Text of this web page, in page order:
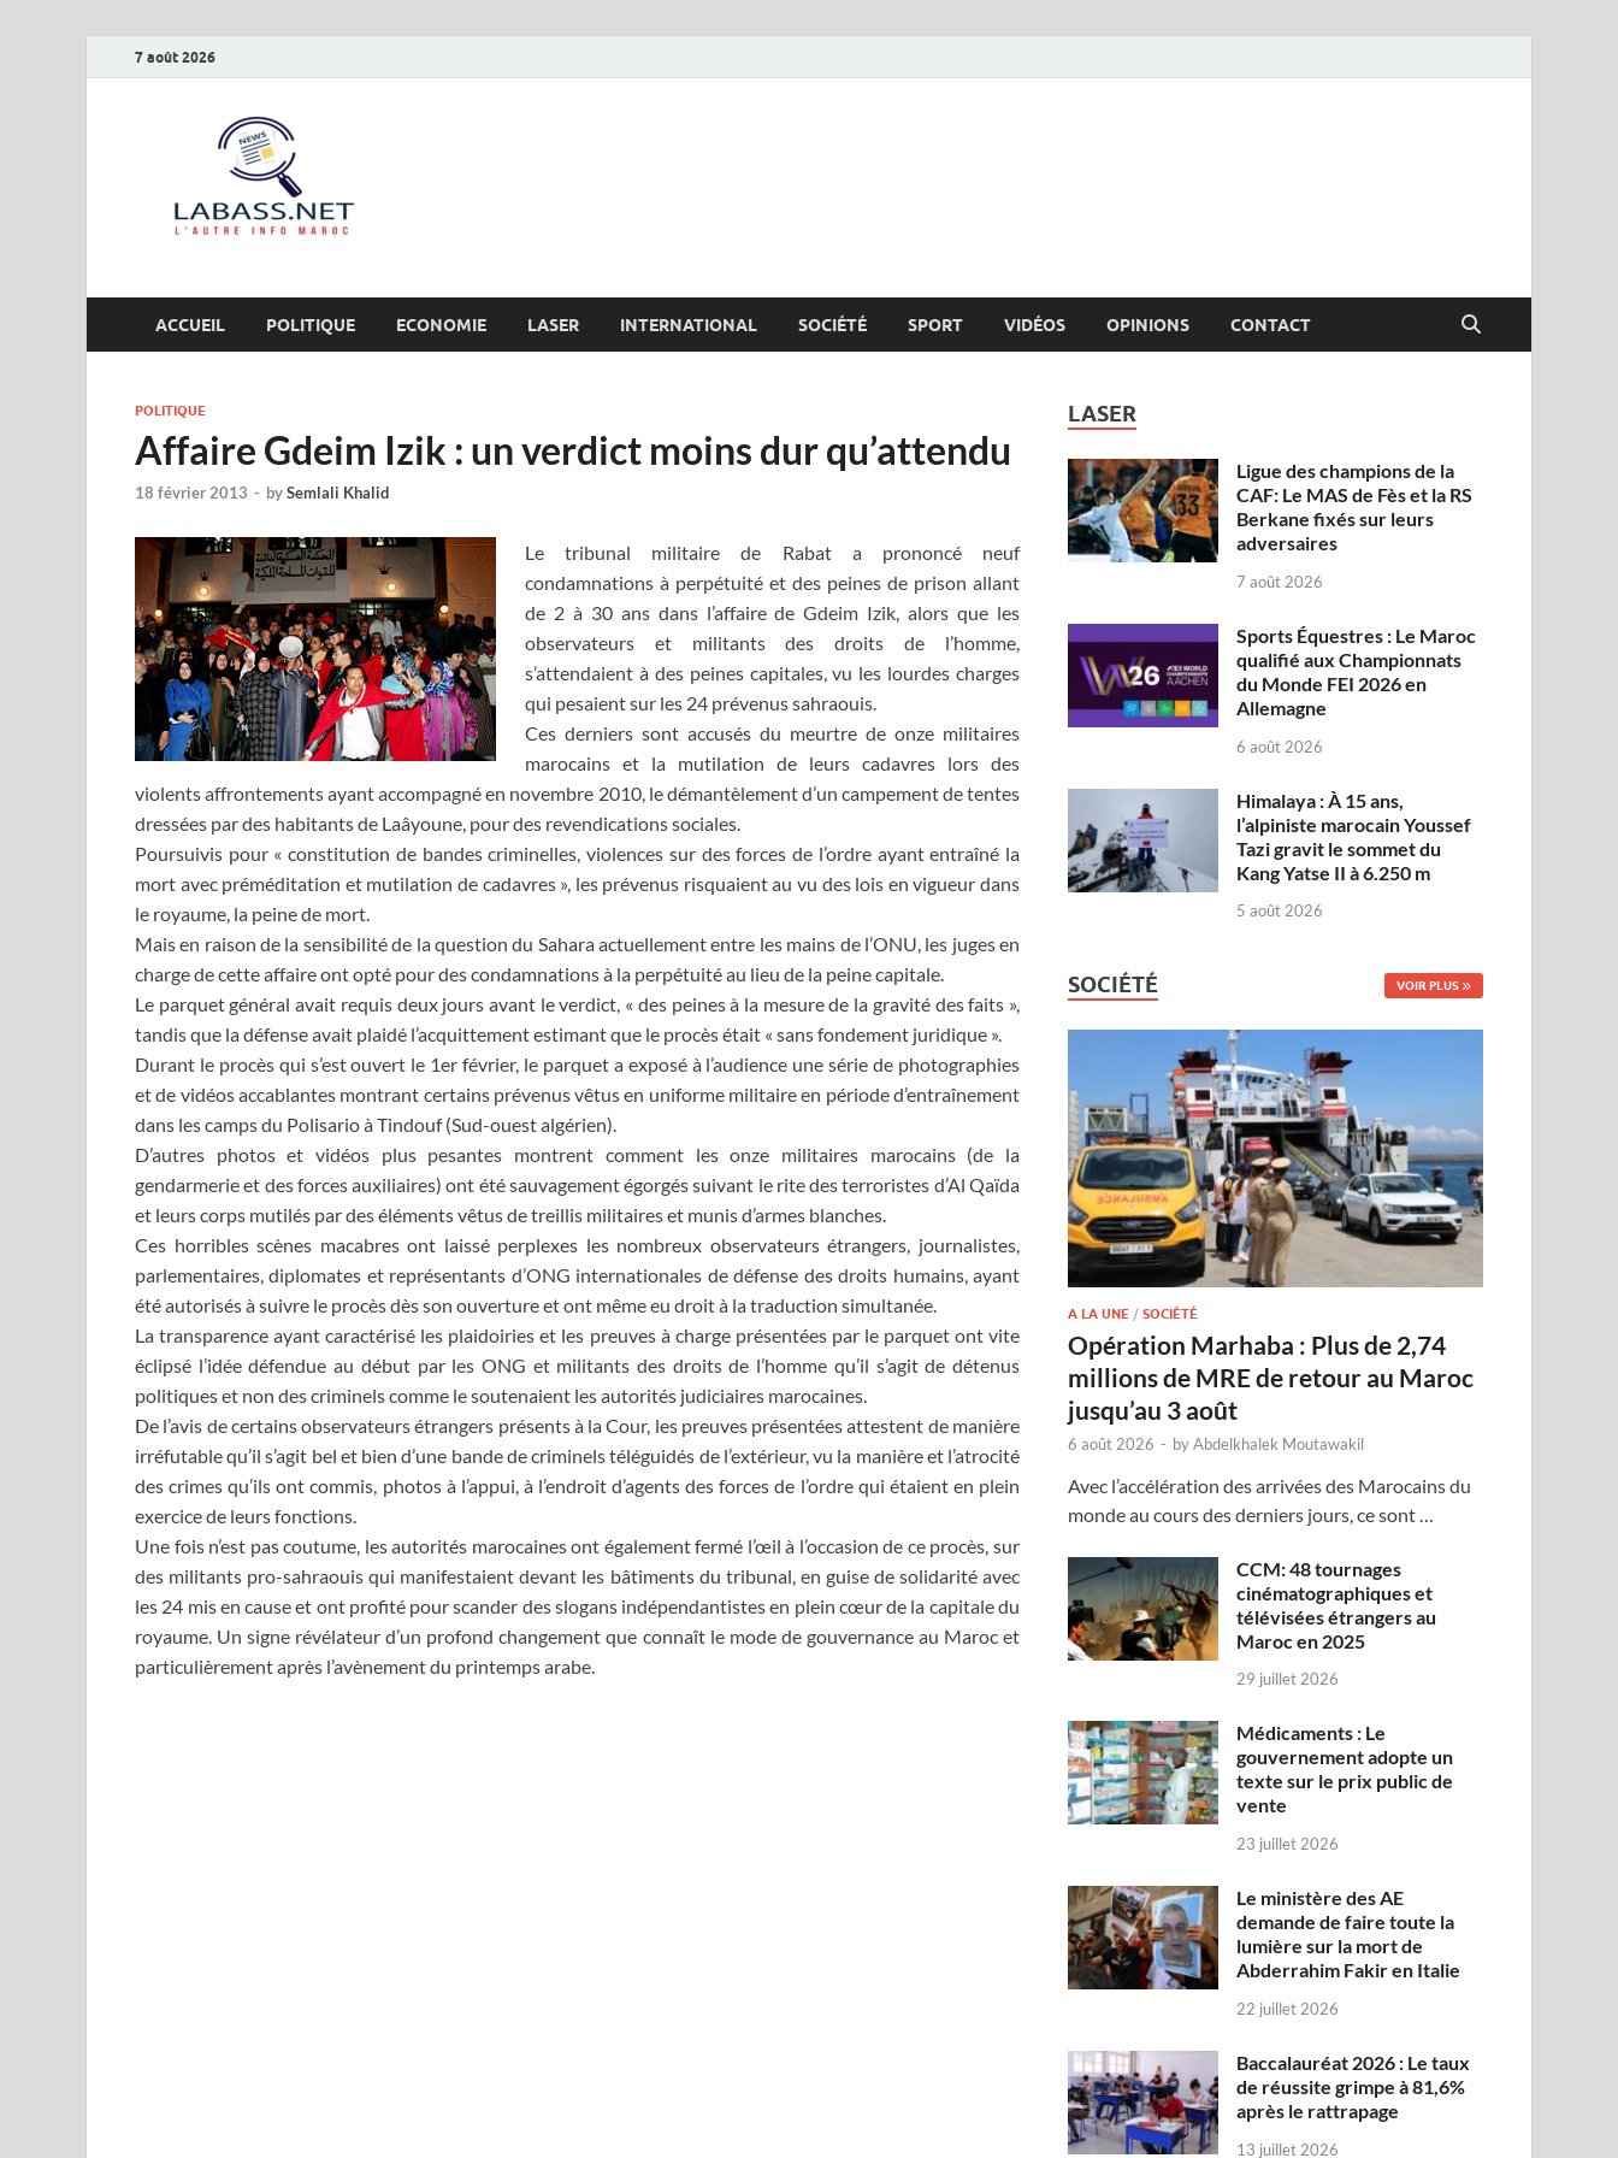
7 août 2026
ACCUEIL POLITIQUE ECONOMIE LASER INTERNATIONAL SOCIÉTÉ SPORT VIDÉOS OPINIONS CONTACT
POLITIQUE
Affaire Gdeim Izik : un verdict moins dur qu’attendu
18 février 2013 - bySemlali Khalid
Le tribunal militaire de Rabat a prononcé neuf
condamnations à perpétuité et des peines de prison allant
de 2 à 30 ans dans l’affaire de Gdeim Izik, alors que les
observateurs et militants des droits de l’homme,
s’attendaient à des peines capitales, vu les lourdes charges
qui pesaient sur les 24 prévenus sahraouis.
Ces derniers sont accusés du meurtre de onze militaires
marocains et la mutilation de leurs cadavres lors des
violents affrontements ayant accompagné en novembre 2010, le démantèlement d’un campement de tentes
dressées par des habitants de Laâyoune, pour des revendications sociales.
Poursuivis pour « constitution de bandes criminelles, violences sur des forces de l’ordre ayant entraîné la
mort avec préméditation et mutilation de cadavres », les prévenus risquaient au vu des lois en vigueur dans
le royaume, la peine de mort.
Mais en raison de la sensibilité de la question du Sahara actuellement entre les mains de l’ONU, les juges en
charge de cette affaire ont opté pour des condamnations à la perpétuité au lieu de la peine capitale.
Le parquet général avait requis deux jours avant le verdict, « des peines à la mesure de la gravité des faits »,
tandis que la défense avait plaidé l’acquittement estimant que le procès était « sans fondement juridique ».
Durant le procès qui s’est ouvert le 1er février, le parquet a exposé à l’audience une série de photographies
et de vidéos accablantes montrant certains prévenus vêtus en uniforme militaire en période d’entraînement
dans les camps du Polisario à Tindouf (Sud-ouest algérien).
D’autres photos et vidéos plus pesantes montrent comment les onze militaires marocains (de la
gendarmerie et des forces auxiliaires) ont été sauvagement égorgés suivant le rite des terroristes d’Al Qaïda
et leurs corps mutilés par des éléments vêtus de treillis militaires et munis d’armes blanches.
Ces horribles scènes macabres ont laissé perplexes les nombreux observateurs étrangers, journalistes,
parlementaires, diplomates et représentants d’ONG internationales de défense des droits humains, ayant
été autorisés à suivre le procès dès son ouverture et ont même eu droit à la traduction simultanée.
La transparence ayant caractérisé les plaidoiries et les preuves à charge présentées par le parquet ont vite
éclipsé l’idée défendue au début par les ONG et militants des droits de l’homme qu’il s’agit de détenus
politiques et non des criminels comme le soutenaient les autorités judiciaires marocaines.
De l’avis de certains observateurs étrangers présents à la Cour, les preuves présentées attestent de manière
irréfutable qu’il s’agit bel et bien d’une bande de criminels téléguidés de l’extérieur, vu la manière et l’atrocité
des crimes qu’ils ont commis, photos à l’appui, à l’endroit d’agents des forces de l’ordre qui étaient en plein
exercice de leurs fonctions.
Une fois n’est pas coutume, les autorités marocaines ont également fermé l’œil à l’occasion de ce procès, sur
des militants pro-sahraouis qui manifestaient devant les bâtiments du tribunal, en guise de solidarité avec
les 24 mis en cause et ont profité pour scander des slogans indépendantistes en plein cœur de la capitale du
royaume. Un signe révélateur d’un profond changement que connaît le mode de gouvernance au Maroc et
particulièrement après l’avènement du printemps arabe.
LASER
Ligue des champions de la
CAF: Le MAS de Fès et la RS
Berkane fixés sur leurs
adversaires
7 août 2026
Sports Équestres : Le Maroc
qualifié aux Championnats
du Monde FEI 2026 en
Allemagne
6 août 2026
Himalaya : À 15 ans,
l’alpiniste marocain Youssef
Tazi gravit le sommet du
Kang Yatse II à 6.250 m
5 août 2026
SOCIÉTÉ VOIR PLUS
A LA UNE /SOCIÉTÉ
Opération Marhaba : Plus de 2,74
millions de MRE de retour au Maroc
jusqu’au 3 août
6 août 2026 - byAbdelkhalek Moutawakil
Avec l’accélération des arrivées des Marocains du
monde au cours des derniers jours, ce sont …
CCM: 48 tournages
cinématographiques et
télévisées étrangers au
Maroc en 2025
29 juillet 2026
Médicaments : Le
gouvernement adopte un
texte sur le prix public de
vente
23 juillet 2026
Le ministère des AE
demande de faire toute la
lumière sur la mort de
Abderrahim Fakir en Italie
22 juillet 2026
Baccalauréat 2026 : Le taux
de réussite grimpe à 81,6%
après le rattrapage
13 juillet 2026